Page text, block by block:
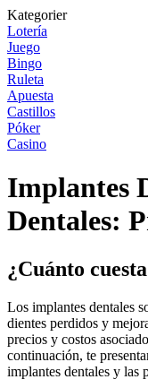
Kategorier
Lotería
Juego
Bingo
Ruleta
Apuesta
Castillos
Póker
Casino
Implantes
Dentales:
¿Cuánto
Los implantes dentales
dientes perdidos y
precios y costos
continuación, te
implantes dentales y las